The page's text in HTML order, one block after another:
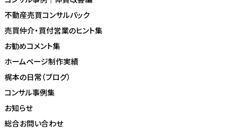
不動産売買コンサルパック
売買仲介・買付営業のヒント集
お勧めコメント集
ホームページ制作実績
梶本の日常（ブログ）
コンサル事例集
お知らせ
総合お問い合わせ